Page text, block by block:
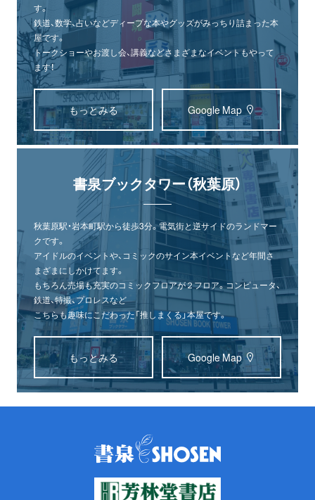
す。
鉄道、数学、占いなどディープな本やグッズがみっちり詰まった本
屋です。
トークショーやお渡し会、講義などさまざまなイベントもやって
ます！
もっとみる Google Map
書泉ブックタワー（秋葉原）
秋葉原駅・岩本町駅から徒歩3分。電気街と逆サイドのランドマー
クです。
アイドルのイベントや、コミックのサイン本イベントなど年間さ
まざまにしかけてます。
もちろん売場も充実のコミックフロアが２フロア。コンピュータ、
鉄道、特撮、プロレスなど
こちらも趣味にこだわった「推しまくる」本屋です。
もっとみる Google Map